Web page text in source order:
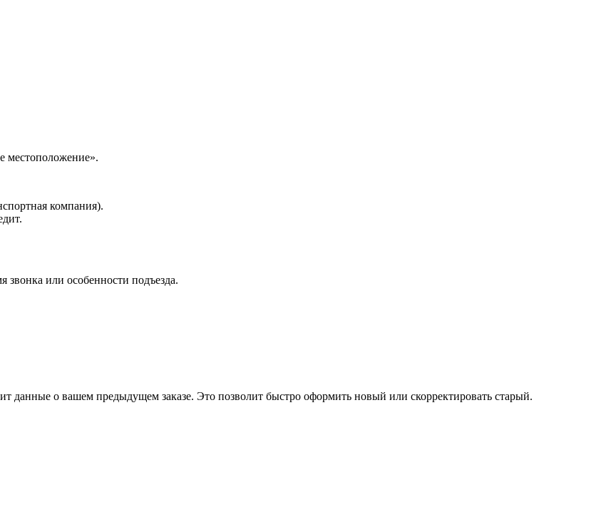
местоположение».
компания).
или особенности подъезда.
данные о вашем предыдущем заказе. Это позволит быстро оформить новый или скорректировать старый.